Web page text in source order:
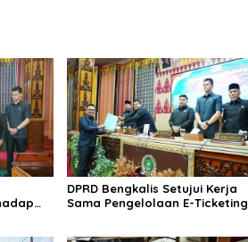
DPRD Bengkalis Setujui Kerja
Sama Pengelolaan E-Ticketing